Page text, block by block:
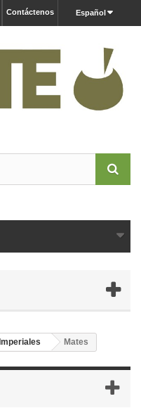
Español
Contáctenos
Imperiales Mates